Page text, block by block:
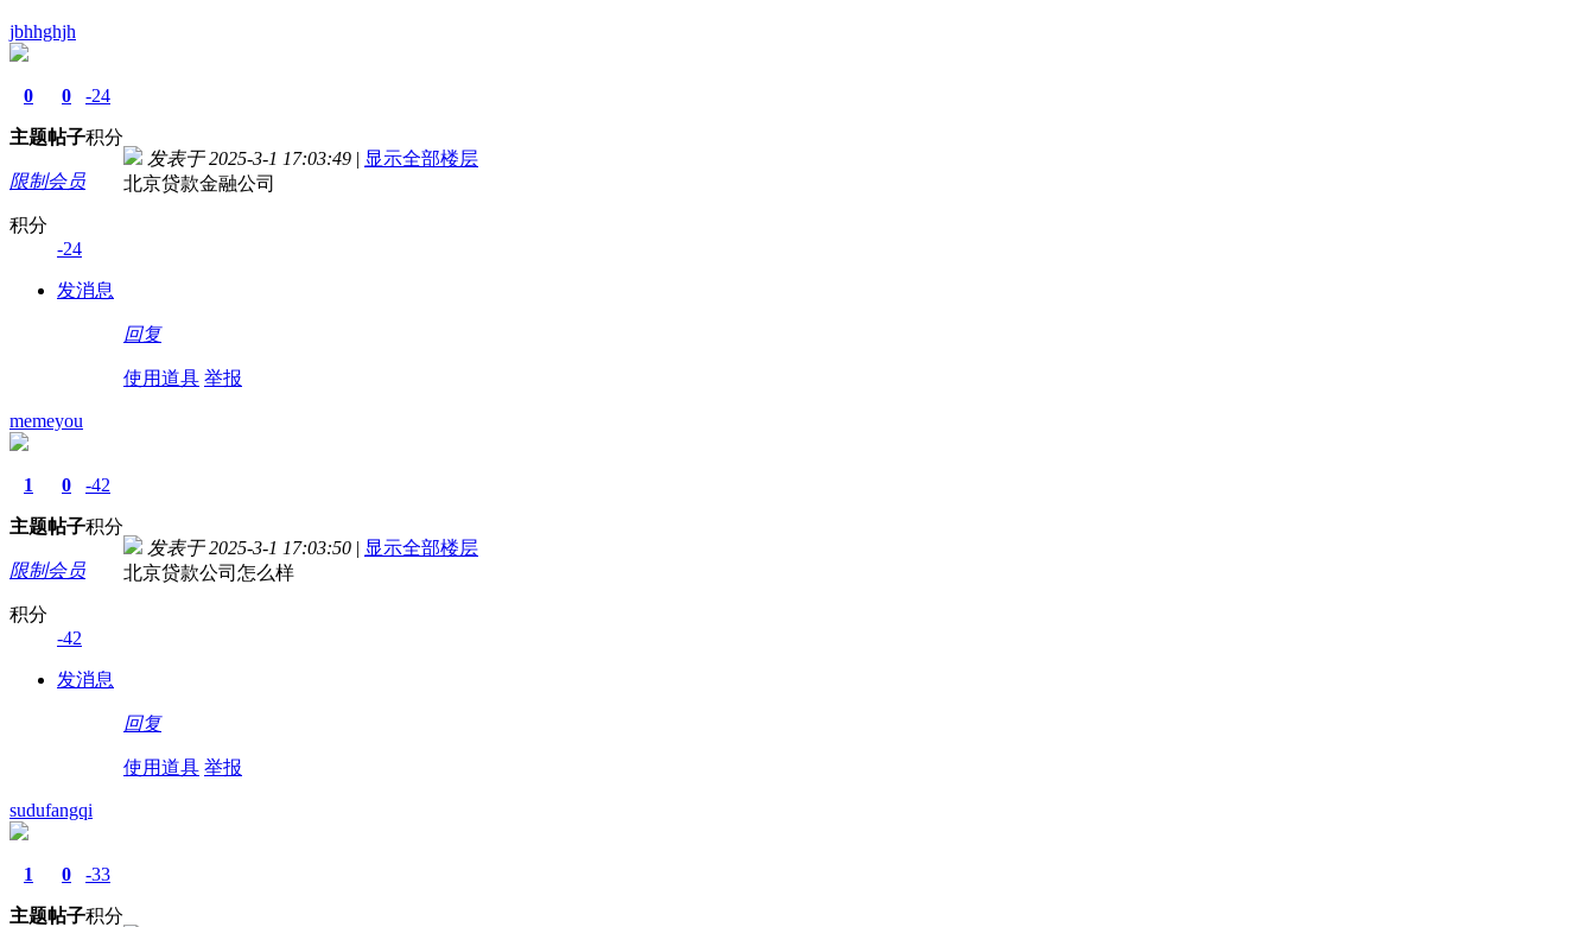
jbhhghjh
0
主题
0
帖子
-24
积分
限制会员
积分
-24
发消息
发表于 2025-3-1 17:03:49 | 显示全部楼层
北京贷款金融公司
回复
使用道具 举报
memeyou
1
主题
0
帖子
-42
积分
限制会员
积分
-42
发消息
发表于 2025-3-1 17:03:50 | 显示全部楼层
北京贷款公司怎么样
回复
使用道具 举报
sudufangqi
1
主题
0
帖子
-33
积分